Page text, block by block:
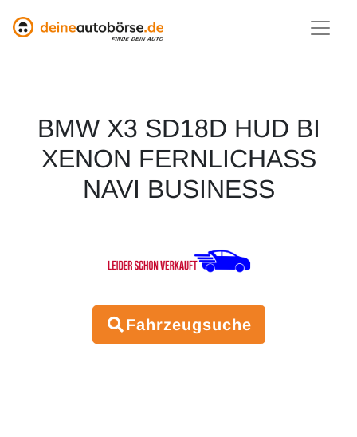
BMW X3 SD18D HUD BI
XENON FERNLICHASS
NAVI BUSINESS
Fahrzeugsuche